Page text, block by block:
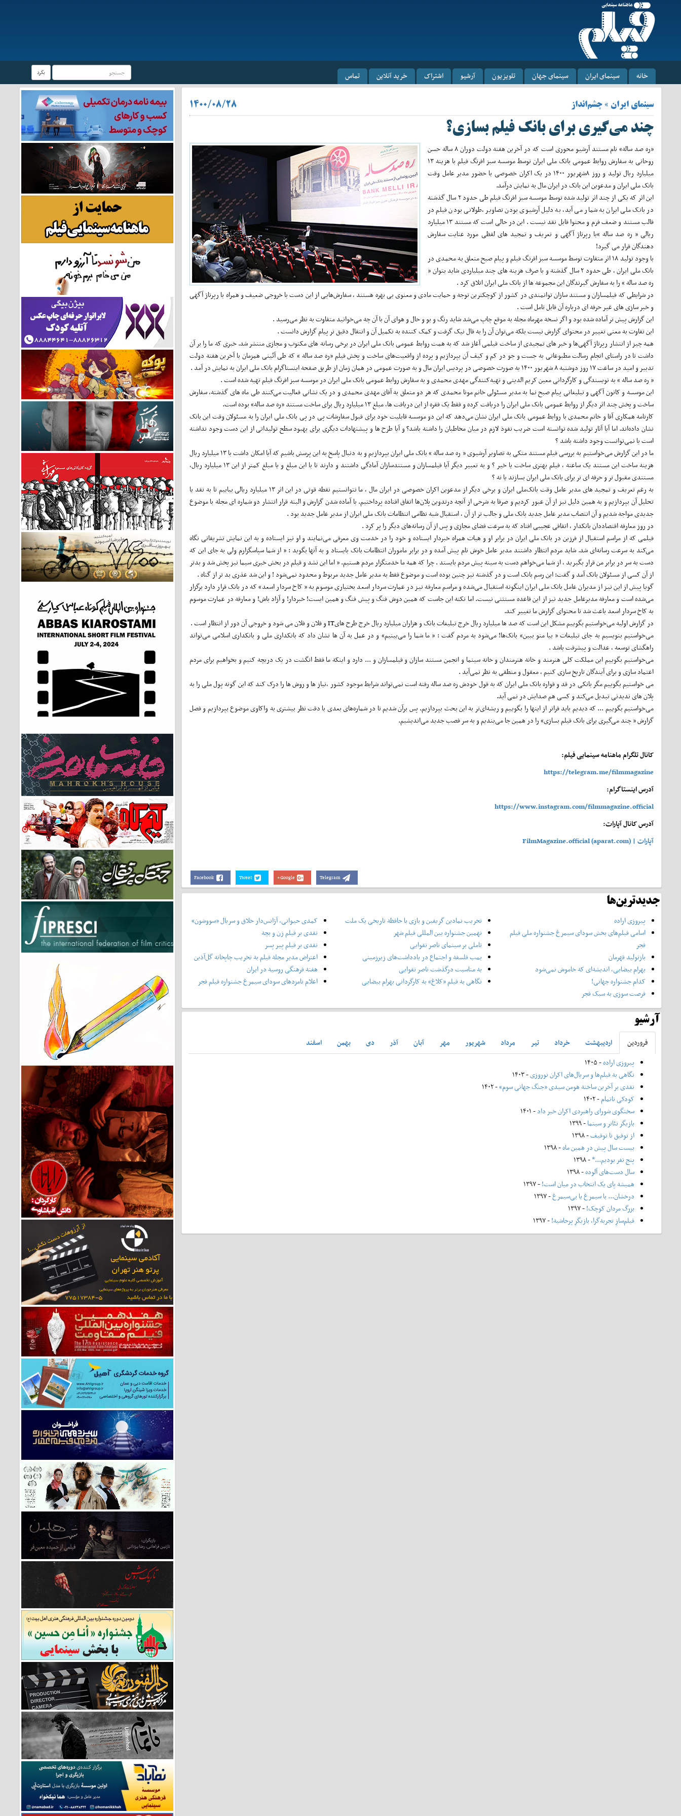
خانه سینمای ایران سینمای جهان تلویزیون آرشیو اشتراک خرید آنلاین تماس بگرد
سینمای ایران » چشم‌انداز ۱۴۰۰/۰۸/۲۸
چند می‌گیری برای بانک فیلم بسازی؟
«‌ره صد ساله» نام مستند آرشیو محوری است که در آخرین هفته دولت دوران ۸ ساله حسن
روحانی به سفارش روابط عمومی بانک ملی ایران توسط موسسه سبز افرنگ فیلم با هزینه ۱۳
میلیارد ریال تولید و روز ۸شهریور ۱۴۰۰ در یک اکران خصوصی با حضور مدیر عامل وقت
بانک ملی ایران و مدعوین این بانک در ایران مال به نمایش درآمد.
این اثر که یکی از چند اثر تولید شده توسط موسسه سبز افرنگ فیلم طی حدود ۲ سال گذشته
در بانک ملی ایران به شمار می آید، به دلیل آرشیوی بودن تصاویر ،‌طولانی بودن فیلم در
قالب مستند و ضعف فرم و محتوا قابل نقد نیست . این در حالی است که مستند ۱۳ میلیارد
ریالی « ره صد ساله »با رپرتاژ آگهی و تعریف و تمجید های لفظی مورد عنایت سفارش
دهندگان قرار می گیرد!
با وجود تولید ۱۸ اثر متفاوت توسط موسسه سبز افرنگ فیلم و پیام صبح متعلق به محمدی در
بانک ملی ایران ، طی حدود ۲ سال گذشته و با صرف هزینه های چند میلیاردی شاید بتوان «
ره صد ساله » را به سفارش گیرندگان این مجموعه ها از بانک ملی ایران اتلاق کرد .
در شرایطی که فیلمسازان و مستند سازان توانمندی در کشور از کوچکترین توجه و حمایت مادی و معنوی بی بهره هستند ، سفارش‌هایی از این دست با خروجی ضعیف و همراه با رپرتاژ آگهی
و خبر سازی های غیر حرفه ای درباره آن قابل تامل است .
این گزارش پیش تر آماده شده بود و اگر نسخه مهرماه مجله به موقع چاپ می‌شد شاید رنگ و بو و حال و هوای آن با آن چه می‌خوانید متفاوت به نظر می‌رسید .
این تفاوت به معنی تغییر در محتوای گزارش نیست بلکه می‌توان آن را به فال نیک گرفت و کمک کننده به تکمیل آن و انتقال دقیق تر پیام گزارش دانست .
همه چیز از انتشار رپرتاژ آگهی‌ها و خبر های تمجیدی از ساخت فیلمی آغاز شد که به همت روابط عمومی بانک ملی ایران در برخی رسانه های مکتوب و مجازی منتشر شد. خبری که ما را بر آن
داشت تا در راستای انجام رسالت مطبوعاتی به جست و جو در کم و کیف آن بپردازیم و پرده از واقعیت‌های ساخت و پخش فیلم «ره صد ساله » که طی آئینی همزمان با آخرین هفته دولت
تدبیر و امید در ساعت ۱۷ روز دوشنبه ۸ شهریور ۱۴۰۰ به صورت خصوصی در پردیس ایران مال و به صورت عمومی در همان زمان از طریق صفحه اینستاگرام بانک ملی ایران به نمایش در آمد .
« ره صد ساله » به نویسندگی و کارگردانی معین کریم الدینی و تهیه‌کنندگی مهدی محمدی و به سفارش روابط عمومی بانک ملی ایران در موسسه سبز افرنگ فیلم تهیه شده است .
این موسسه و کانون آگهی و تبلیغاتی پیام صبح نما به مدیر مسئولی خانم مونا محمدی که هر دو متعلق به آقای مهدی محمدی و در یک نشانی فعالیت می‌کنند طی ماه های گذشته، سفارش
ساخت و پخش چند اثر دیگر از روابط عمومی بانک ملی ایران را دریافت کرده و فقط یک فقره از این دریافت ها، مبلغ ۱۳ میلیارد ریال برای ساخت مستند «ره صد ساله» بوده است.
کارنامه همکاری آقا و خانم محمدی با روابط عمومی بانک ملی ایران نشان می‌دهد که این دو موسسه قابلیت خود برای قبول سفارشات پی در پی بانک ملی ایران را به مسئولان وقت این بانک
نشان داده‌اند. اما آیا آثار تولید شده توانسته است ضریب نفوذ لازم در میان مخاطبان را داشته باشد؟ و آیا طرح ها و پیشنهادات دیگری برای بهبود سطح تولیداتی از این دست وجود نداشته
است یا نمی‌توانست وجود داشته باشد ؟
ما در این گزارش می‌خواستیم به بررسی فیلم مستند متکی به تصاویر آرشیوی « ره صد ساله » بانک ملی ایران بپردازیم و به دنبال پاسخ به این پرسش باشیم که آیا امکان داشت با ۱۳ میلیارد ریال
هزینه ساخت این مستند یک ساعته ، فیلم بهتری ساخت یا خیر ؟ و به تعبیر دیگر آیا فیلمسازان و مستند‌سازان آمادگی داشتند و دارند تا با این مبلغ و یا مبلغ کمتر از این ۱۳ میلیارد ریال،
مستندی مقبول تر و حرفه ای تر برای بانک ملی ایران بسازند یا نه ؟
به رغم تعریف و تمجید های مدیر عامل وقت بانک‌ملی ایران و برخی دیگر از مدعوین اکران خصوصی در ایران مال ، ما نتوانستیم نقطه قوتی در این اثر ۱۳ میلیارد ریالی بیابیم تا به نقد یا
تحلیل آن بپردازیم و به همین دلیل نیز از آن عبور کردیم و صرفا به شرحی از آنچه درتدوین پلان‌ها اتفاق افتاده پرداختیم‌. با آماده شدن گزارش و البته قرار انتشار دو شماره ای مجله با موضوع
جدیدی مواجه شدیم و آن انتصاب مدیر عامل جدید بانک ملی و جالب تر از آن ، استقبال شبه نظامی انتظامات بانک ملی ایران از مدیر عامل جدید بود .
در روز معارفه اقتصاددان بانکدار ، اتفاقی عجیبی افتاد که به سرعت فضای مجازی و پس از آن رسانه‌های دیگر را پر کرد .
فیلمی که از مراسم استقبال از فرزین در بانک ملی ایران در برابر او و هیات همراه خبردار ایستاده و خود را در خدمت وی معرفی می‌نمایند و او نیز ایستاده و به این نمایش تشریفاتی نگاه
می‌کند به سرعت رسانه‌ای شد. شاید مردم انتظار داشتند مدیر عامل خوش نام پیش آمده و در برابر ماموران انتظامات بانک بایستاد و به آنها بگوید : « از شما سپاسگزارم ولی به جای این که
دست به سر در برابر من قرار بگیرید ، از شما می‌خواهم دست به سینه پیش مردم بایستد . چرا که همه ما خدمتگزار مردم هستیم. « اما این نشد و فیلم در بخش خبری سیما نیز پخش شد و بدتر
از آن کسی از مسئولان بانک آمد و گفت: این رسم بانک است و در گذشته نیز چنین بوده است و موضوع فقط به مدیر عامل جدید مربوط و محدود نمی‌شود !‌ و این شد عذری بد تر از گناه .
گویا پیش از این نیز از مدیران عامل بانک ملی ایران اینگونه استقبال می‌شده و مراسم معارفه نیز در عمارت سردار اسعد بختیاری موسوم به « کاخ سردار اسعد» که در بانک قرار دارد برگزار
می‌شده است و معارفه مدیرعامل جدید نیز از این قاعده مستثنی نیست. اما نکته این جاست که همین دوش فنگ و پیش فنگ و همین ایست! خبردار! و آزاد باش! و معارفه در عمارت موسوم
به کاخ سردار اسعد باعث شد تا محتوای گزارش ما تغییر کند.
در گزارش اولیه می‌خواستیم بگوییم مشکل این است که صد ها میلیارد ریال خرج تبلیغات بانک و هزاران میلیارد ریال خرج طرح هایIT و فلان و فلان می شود و خروجی آن دور از انتظار است .
می‌خواستیم بنویسیم به جای تبلیغات « بیا منو ببین» بانک‌ها! می‌شود به مردم گفت : « ما شما را می‌بینیم» و در عمل به آن ها نشان داد که بانکداری ملی و بانکداری اسلامی می‌تواند
راهگشای توسعه ، عدالت و پیشرفت باشد .
می‌خواستیم بگوییم این مملکت کلی هنرمند و خانه هنرمندان و خانه سینما و انجمن مستند سازان و فیلمسازان و ... دارد و اینکه ما فقط انگشت در یک دریچه کنیم و بخواهیم برای مردم
اعتماد سازی و برای آیندگان تاریخ سازی کنیم ،‌ معقول و منطقی به نظر نمی‌آید .
می خواستیم بگوییم مگر بانکی در قد و قواره بانک ملی ایران که به قول خودش ره صد ساله رفته است نمی‌تواند شرایط موجود کشور ،‌نیاز ها و روش ها را درک کند که این گونه پول ملی را به
پلان های ندیدنی تبدیل می‌کند و کسی هم صدایش در نمی آید.
می‌خواستیم بگوییم ... که دیدیم باید فراتر از اینها را بگوییم و ریشه‌ای‌تر به این بحث بپردازیم. پس برآن شدیم تا در شماره‌های بعدی با دقت نظر بیشتری به واکاوی موضوع بپردازیم و فصل
گزارش « چند می‌گیری برای بانک فیلم بسازی» را در همین جا می‌بندیم و به سر فصب جدید می‌اندیشیم.
کانال تلگرام ماهنامه سینمایی فیلم:
https://telegram.me/filmmagazine
آدرس اینستاگرام:
https://www.instagram.com/filmmagazine.official
آدرس کانال آپارات:
آپارات | FilmMagazine.official (aparat.com)
Facebook Tweet Google+ Telegram
جدیدترین‌ها
پیروزی اراده
اسامی فیلم‌های بخش سودای سیمرغ جشنواره‌ ملی فیلم
فجر
بازتولید قهرمان
بهرام بیضایی، اندیشه‌ای که خاموش نمی‌شود
کدام جشنواره جهانی!
فرصت سوزی به سبک فجر
تخریب نمادین گریفین و بازی با حافظه تاریخی یک ملت
نهمین جشنواره بین المللی فیلم شهر
تاملی بر سینمای ناصر تقوایی
بمب فلسفه و اجتماع در یادداشت‌های زیرزمینی
به مناسبت درگذشت ناصر تقوایی
نگاهی به فیلم «کلاغ» به کارگردانی بهرام بیضایی
کمدی حیوانی، آژانس‌دار خلاق و سریال «سووشون»
نقدی بر فیلم زن و بچه
نقدی بر فیلم پیر پسر
اعتراض مدیر مجله فیلم به تخریب چاپخانه گل‌آذین
هفته فرهنگی روسیه در ایران
اعلام نامزدهای سودای سیمرغ جشنواره فیلم فجر
آرشیو
فروردين ارديبهشت خرداد تير مرداد شهريور مهر آبان آذر دی بهمن
اسفند
پیروزی اراده- ۱۴۰۵
نگاهی به فیلم‌ها و سریال‌های اکران نوروزی- ۱۴۰۳
نقدی بر آخرین ساخته هومن سیدی «جنگ جهانی سوم»- ۱۴۰۲
کودکی ناتمام- ۱۴۰۲
سخنگوی شورای راهبردی اکران خبر داد- ۱۴۰۱
بازیگر تئاتر و سینما- ۱۳۹۹
از توفیق تا توقیف- ۱۳۹۸
بیست سال پیش در همین ماه- ۱۳۹۸
پنج نفر بودیم...*- ۱۳۹۸
سال دست‌های آلوده- ۱۳۹۸
همیشه پای یک انتخاب در میان است!- ۱۳۹۷
درخشان... با سیمرغ یا بی‌سیمرغ- ۱۳۹۷
بزرگ مردان کوچک!- ۱۳۹۷
فیلم‌سازِ تجربه‌گرا، بازیگرِ پرحاشیه!- ۱۳۹۷